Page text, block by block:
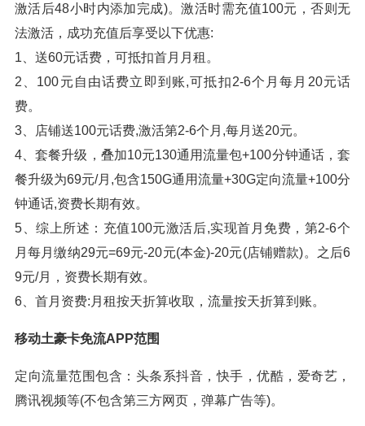
激活后48小时内添加完成)。激活时需充值100元，否则无
法激活，成功充值后享受以下优惠:
1、送60元话费，可抵扣首月月租。
2、100元自由话费立即到账,可抵扣2-6个月每月20元话
费。
3、店铺送100元话费,激活第2-6个月,每月送20元。
4、套餐升级，叠加10元130通用流量包+100分钟通话，套
餐升级为69元/月,包含150G通用流量+30G定向流量+100分
钟通话,资费长期有效。
5、综上所述：充值100元激活后,实现首月免费，第2-6个
月每月缴纳29元=69元-20元(本金)-20元(店铺赠款)。之后6
9元/月，资费长期有效。
6、首月资费:月租按天折算收取，流量按天折算到账。
移动土豪卡免流APP范围
定向流量范围包含：头条系抖音，快手，优酷，爱奇艺，
腾讯视频等(不包含第三方网页，弹幕广告等)。